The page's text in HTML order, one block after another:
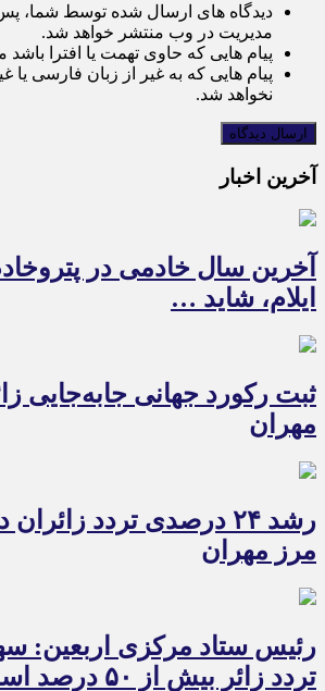
دیدگاه های ارسال شده توسط شما، پس
مدیریت در وب منتشر خواهد شد.
پیام هایی که حاوی تهمت یا افترا
پیام هایی که به غیر از زبان فارسی یا
نخواهد شد.
آخرین اخبار
آخرین سال خادمی در
ایلام، شاید …
ثبت رکورد جهانی جابه‌جایی
مهران
رشد ۲۴ درصدی تردد
مرز مهران
رئیس ستاد مرکزی اربعین:
تردد زائر بیش از ۵۰ درصد است